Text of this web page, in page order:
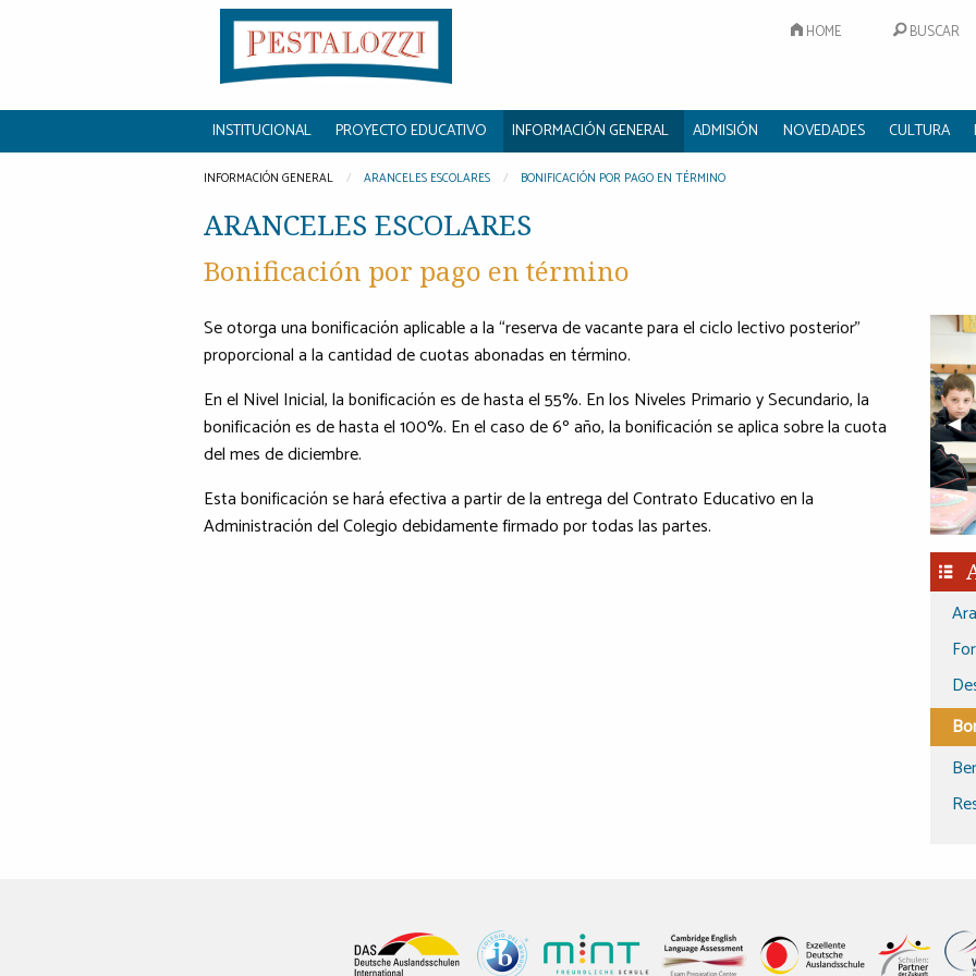
HOME BUSCAR
INSTITUCIONAL PROYECTO EDUCATIVO INFORMACIÓN GENERAL ADMISIÓN NOVEDADES CULTURA
INFORMACIÓN GENERAL ARANCELES ESCOLARES BONIFICACIÓN POR PAGO EN TÉRMINO
ARANCELES ESCOLARES
Bonificación por pago en término
Se otorga una bonificación aplicable a la “reserva de vacante para el ciclo lectivo posterior”
proporcional a la cantidad de cuotas abonadas en término.
En el Nivel Inicial, la bonificación es de hasta el 55%. En los Niveles Primario y Secundario, la
bonificación es de hasta el 100%. En el caso de 6º año, la bonificación se aplica sobre la cuota
del mes de diciembre.
Esta bonificación se hará efectiva a partir de la entrega del Contrato Educativo en la
Administración del Colegio debidamente firmado por todas las partes.
◀︎